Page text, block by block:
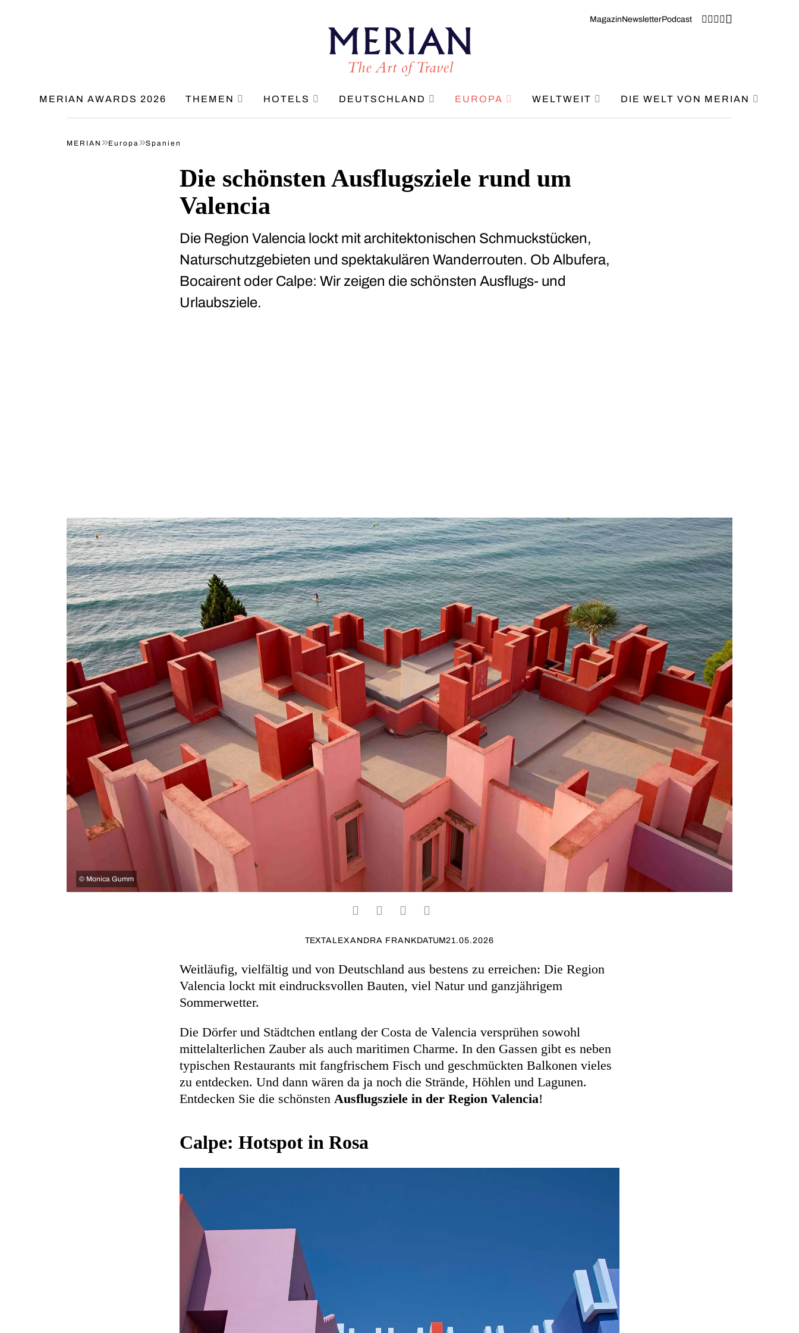
MagazinNewsletterPodcast
MERIAN AWARDS 2026 THEMEN HOTELS DEUTSCHLAND EUROPA WELTWEIT DIE WELT VON MERIAN
MERIAN »Europa »Spanien
Die schönsten Ausflugsziele rund um
Valencia
Die Region Valencia lockt mit architektonischen Schmuckstücken,
Naturschutzgebieten und spektakulären Wanderrouten. Ob Albufera,
Bocairent oder Calpe: Wir zeigen die schönsten Ausflugs- und
Urlaubsziele.
© Monica Gumm
TEXTALEXANDRA FRANKDATUM21.05.2026
Weitläufig, vielfältig und von Deutschland aus bestens zu erreichen: Die Region
Valencia lockt mit eindrucksvollen Bauten, viel Natur und ganzjährigem
Sommerwetter.
Die Dörfer und Städtchen entlang der Costa de Valencia versprühen sowohl
mittelalterlichen Zauber als auch maritimen Charme. In den Gassen gibt es neben
typischen Restaurants mit fangfrischem Fisch und geschmückten Balkonen vieles
zu entdecken. Und dann wären da ja noch die Strände, Höhlen und Lagunen.
Entdecken Sie die schönsten Ausflugsziele in der Region Valencia!
Calpe: Hotspot in Rosa